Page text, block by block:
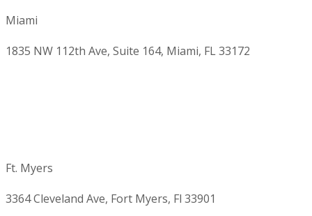
Miami
1835 NW 112th Ave, Suite 164, Miami, FL 33172
Ft. Myers
3364 Cleveland Ave, Fort Myers, Fl 33901